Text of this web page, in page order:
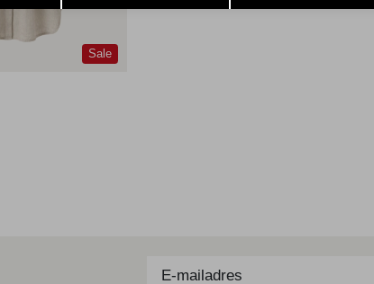
Sale